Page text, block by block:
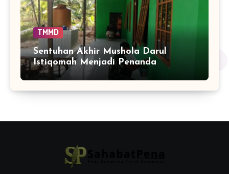
TMMD
Sentuhan Akhir Mushola Darul
Istiqomah Menjadi Penanda
Hadirnya Ruang Ibadah yang Lebih
Layak di Tamban Bangun